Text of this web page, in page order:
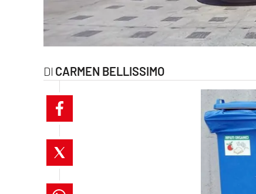
lacitymag.it
cosenzachannel.it
catanzarochannel.it
CARMEN BELLISSIMO